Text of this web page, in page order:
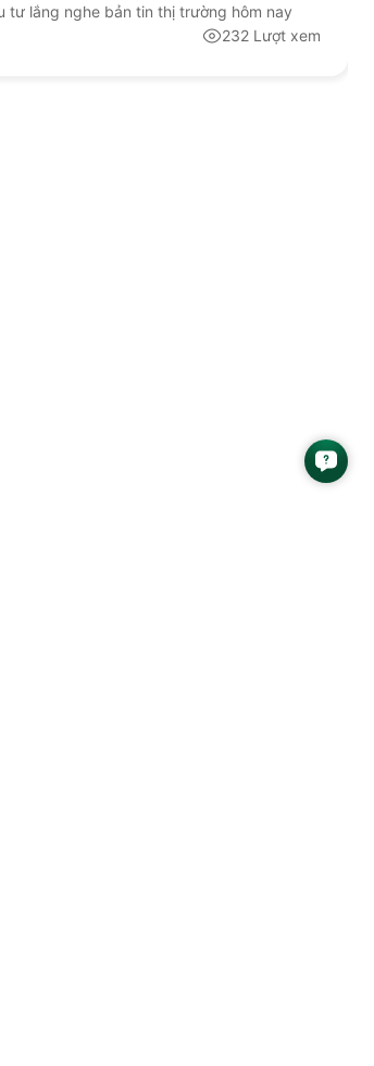
NGANG
tư lắng nghe bản tin thị trường hôm nay
232 Lượt xem